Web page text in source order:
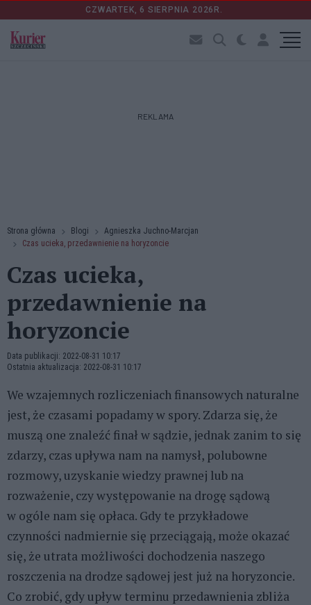
CZWARTEK, 6 SIERPNIA 2026R.
REKLAMA
Strona główna Blogi
Agnieszka Juchno-Marcjan
Czas ucieka, przedawnienie na horyzoncie
Czas ucieka,
przedawnienie na
horyzoncie
Data publikacji: 2022-08-31 10:17
Ostatnia aktualizacja: 2022-08-31 10:17
We wzajemnych rozliczeniach finansowych naturalne
jest, że czasami popadamy w spory. Zdarza się, że
muszą one znaleźć finał w sądzie, jednak zanim to się
zdarzy, czas upływa nam na namysł, polubowne
rozmowy, uzyskanie wiedzy prawnej lub na
rozważenie, czy występowanie na drogę sądową
w ogóle nam się opłaca. Gdy te przykładowe
czynności nadmiernie się przeciągają, może okazać
się, że utrata możliwości dochodzenia naszego
roszczenia na drodze sądowej jest już na horyzoncie.
Co zrobić, gdy upływ terminu przedawnienia zbliża